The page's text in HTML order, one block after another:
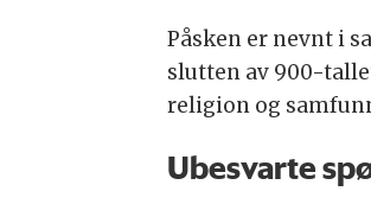
Påsken er nevnt i
slutten av 900-
religion og
Ubesvarte